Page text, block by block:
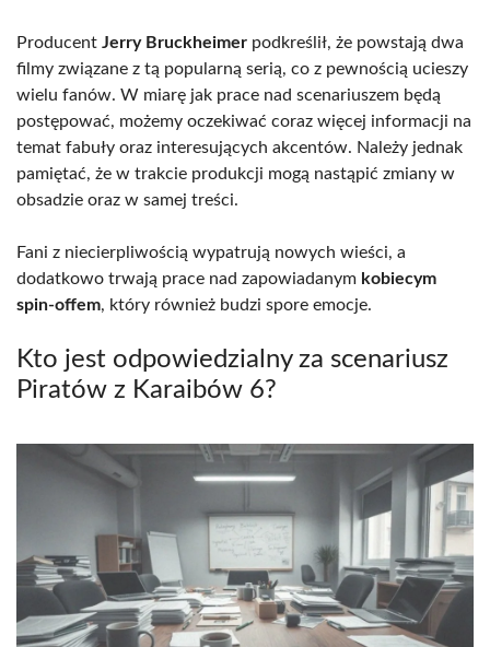
Producent Jerry Bruckheimer podkreślił, że powstają dwa
filmy związane z tą popularną serią, co z pewnością ucieszy
wielu fanów. W miarę jak prace nad scenariuszem będą
postępować, możemy oczekiwać coraz więcej informacji na
temat fabuły oraz interesujących akcentów. Należy jednak
pamiętać, że w trakcie produkcji mogą nastąpić zmiany w
obsadzie oraz w samej treści.
Fani z niecierpliwością wypatrują nowych wieści, a
dodatkowo trwają prace nad zapowiadanym kobiecym
spin-offem, który również budzi spore emocje.
Kto jest odpowiedzialny za scenariusz
Piratów z Karaibów 6?